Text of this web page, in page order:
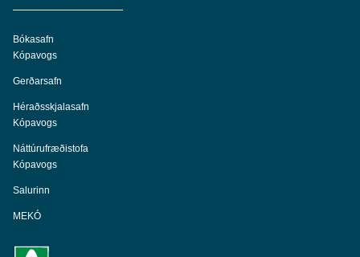
Bókasafn
Kópavogs
Gerðarsafn
Héraðsskjalasafn
Kópavogs
Náttúrufræðistofa
Kópavogs
Salurinn
MEKÓ